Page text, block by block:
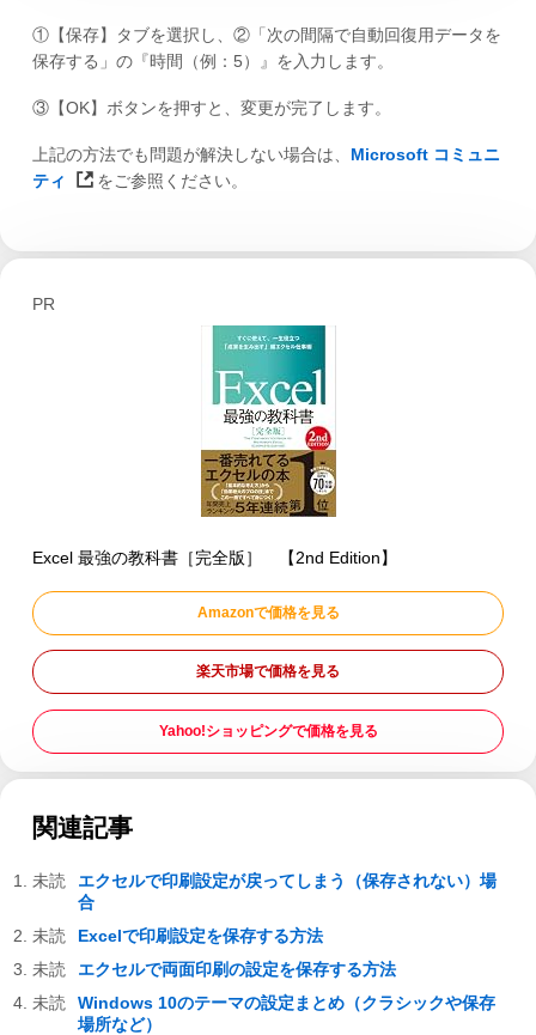
①【保存】タブを選択し、②「次の間隔で自動回復用データを
保存する」の『時間（例：5）』を入力します。
③【OK】ボタンを押すと、変更が完了します。
上記の方法でも問題が解決しない場合は、 Microsoft コミュニ
ティ
をご参照ください。
PR
Excel 最強の教科書［完全版］ 【2nd Edition】
Amazonで価格を見る
楽天市場で価格を見る
Yahoo!ショッピングで価格を見る
関連記事
エクセルで印刷設定が戻ってしまう（保存されない）場
合
Excelで印刷設定を保存する方法
エクセルで両面印刷の設定を保存する方法
Windows 10のテーマの設定まとめ（クラシックや保存
場所など）